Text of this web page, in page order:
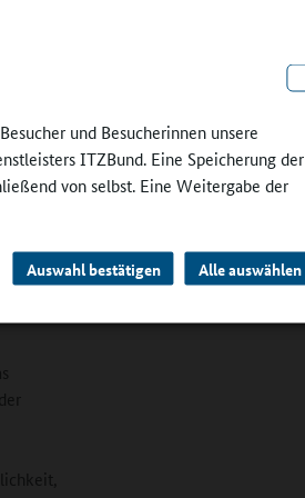
und Besucherinnen unsere
ITZBund. Eine Speicherung der
von selbst. Eine Weitergabe der
Auswahl bestätigen Alle auswählen
gute
Impulse
als